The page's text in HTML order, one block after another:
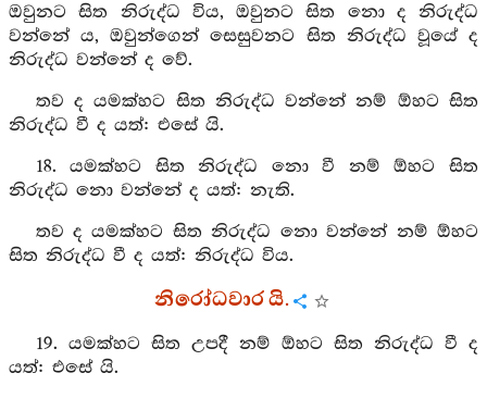
ඔවුනට සිත නිරුද්ධ විය, ඔවුනට සිත නො ද නිරුද්ධ
වන්නේ ය, ඔවුන්ගෙන් සෙසුවනට සිත නිරුද්ධ වූයේ ද
නිරුද්ධ වන්නේ ද වේ.
තව ද යමක්හට සිත නිරුද්ධ වන්නේ නම් ඕහට සිත
නිරුද්ධ වී ද යත්: එසේ යි.
18. යමක්හට සිත නිරුද්ධ නො වී නම් ඕහට සිත
නිරුද්ධ නො වන්නේ ද යත්: නැති.
තව ද යමක්හට සිත නිරුද්ධ නො වන්නේ නම් ඕහට
සිත නිරුද්ධ වී ද යත්: නිරුද්ධ විය.
නිරෝධවාර යි.
19. යමක්හට සිත උපදී නම් ඕහට සිත නිරුද්ධ වී ද
යත්: එසේ යි.